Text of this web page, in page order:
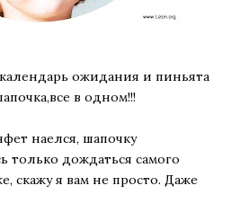
ожидания и пиньята
в одном!!!
наелся, шапочку
только дождаться самого
скажу я вам не просто. Даже